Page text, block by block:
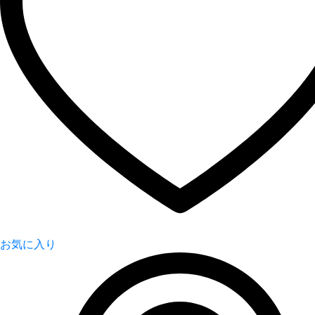
お気に入り